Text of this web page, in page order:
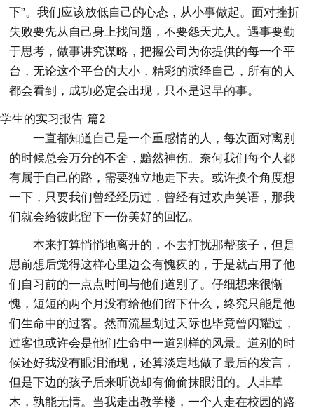
下”。我们应该放低自己的心态，从小事做起。面对挫折
失败要先从自己身上找问题，不要怨天尤人。遇事要勤
于思考，做事讲究谋略，把握公司为你提供的每一个平
台，无论这个平台的大小，精彩的演绎自己，所有的人
都会看到，成功必定会出现，只不是迟早的事。
学生的实习报告 篇2
一直都知道自己是一个重感情的人，每次面对离别
的时候总会万分的不舍，黯然神伤。奈何我们每个人都
有属于自己的路，需要独立地走下去。或许换个角度想
一下，只要我们曾经经历过，曾经有过欢声笑语，那我
们就会给彼此留下一份美好的回忆。
本来打算悄悄地离开的，不去打扰那帮孩子，但是
思前想后觉得这样心里边会有愧疚的，于是就占用了他
们自习前的一点点时间与他们道别了。仔细想来很惭
愧，短短的两个月没有给他们留下什么，终究只能是他
们生命中的过客。然而流星划过天际也毕竟曾闪耀过，
过客也或许会是他们生命中一道别样的风景。道别的时
候还好我没有眼泪涌现，还算淡定地做了最后的发言，
但是下边的孩子后来听说却有偷偷抹眼泪的。人非草
木，孰能无情。当我走出教学楼，一个人走在校园的路